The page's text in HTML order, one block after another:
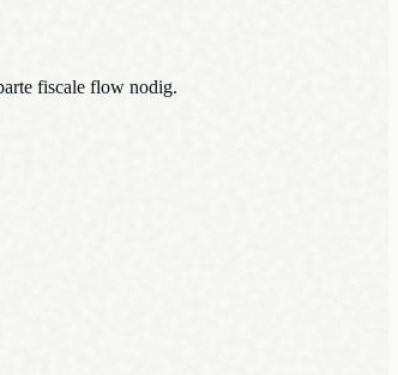
fiscale flow nodig.